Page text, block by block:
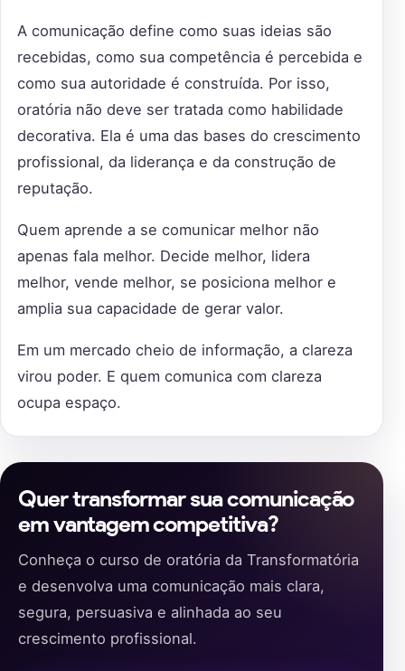
A comunicação define como suas ideias são
recebidas, como sua competência é percebida e
como sua autoridade é construída. Por isso,
oratória não deve ser tratada como habilidade
decorativa. Ela é uma das bases do crescimento
profissional, da liderança e da construção de
reputação.
Quem aprende a se comunicar melhor não
apenas fala melhor. Decide melhor, lidera
melhor, vende melhor, se posiciona melhor e
amplia sua capacidade de gerar valor.
Em um mercado cheio de informação, a clareza
virou poder. E quem comunica com clareza
ocupa espaço.
Quer transformar sua comunicação
em vantagem competitiva?
Conheça o curso de oratória da Transformatória
e desenvolva uma comunicação mais clara,
segura, persuasiva e alinhada ao seu
crescimento profissional.